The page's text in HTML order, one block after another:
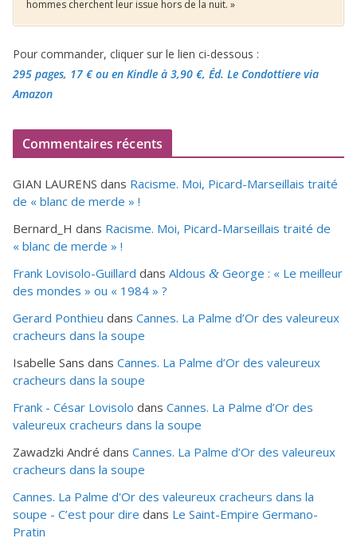
hommes cherchent leur issue hors de la nuit. »
Pour commander, cliquer sur le lien ci-dessous :
295 pages, 17 €ou en Kindle à 3,90 €, Éd. Le Condottiere via
Amazon
Commentaires récents
GIAN LAURENS dans Racisme. Moi, Picard-Marseillais traité
de « blanc de merde » !
Bernard_H dans Racisme. Moi, Picard-Marseillais traité de
« blanc de merde » !
Frank Lovisolo-Guillard dans Aldous & George : « Le meilleur
des mondes » ou « 1984 » ?
Gerard Ponthieu dans Cannes. La Palme d’Or des valeureux
cracheurs dans la soupe
Isabelle Sans dans Cannes. La Palme d’Or des valeureux
cracheurs dans la soupe
Frank - César Lovisolo dans Cannes. La Palme d’Or des
valeureux cracheurs dans la soupe
Zawadzki André dans Cannes. La Palme d’Or des valeureux
cracheurs dans la soupe
Cannes. La Palme d'Or des valeureux cracheurs dans la
soupe - C’est pour dire dans Le Saint-Empire Germano-
Pratin